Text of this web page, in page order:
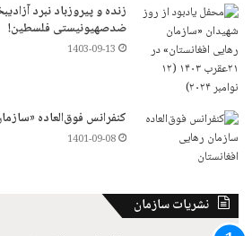
زنده و پیروزباد نبرد
ضدصهیونیستی فلسطین!
1403-09-13
کنفرانس فوق‌العاده
1401-09-08
نشریات سازمان